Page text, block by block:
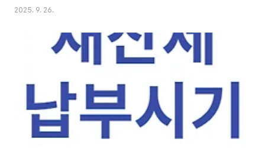
과세 대상에 포함됩니다. 📆 재산세 납부 시기: 7월과 9월, 꼭 기억하세요!주택
세: 9월💡 2025년 기준 납부일은 7월 16일 ~ 31일 / 9월 16일 ~ 30일입니
다. 💰 재산세 계산법: 내가 내야 할 금액은 얼마?공시가격 × 공정시장가액비
율 × 세율 = 재산세 과세표준예시 계산 (단독주택, 공시가격 3억 원)공정시장
2025. 9. 26.